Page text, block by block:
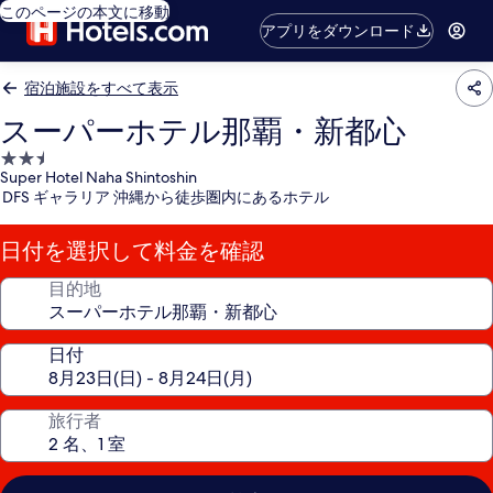
このページの本文に移動
アプリをダウンロード
宿泊施設をすべて表示
スーパーホテル那覇・新都心
2.5
つ
星
宿
泊
施
Super Hotel Naha Shintoshin
DFS ギャラリア 沖縄から徒歩圏内にあるホテル
日付を選択して料金を確認
目的地
日付
旅行者